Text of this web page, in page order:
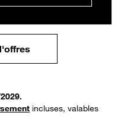
incluses, valables